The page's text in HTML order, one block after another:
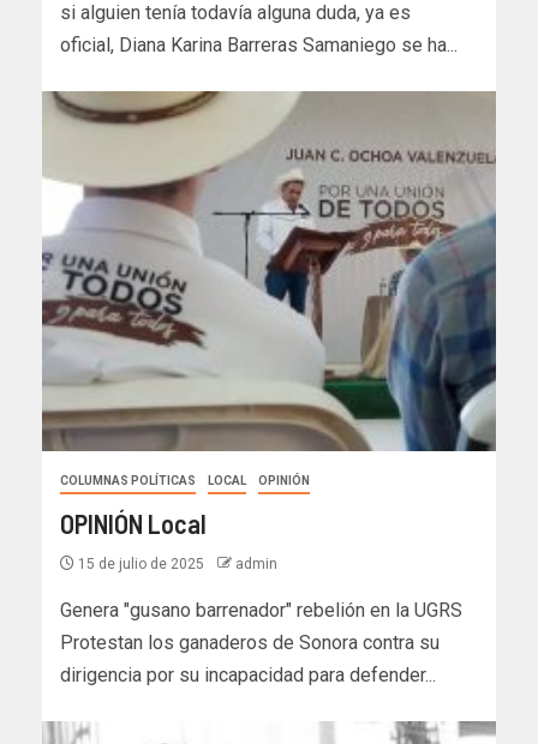
si alguien tenía todavía alguna duda, ya es
oficial, Diana Karina Barreras Samaniego se ha...
COLUMNAS POLÍTICAS LOCAL OPINIÓN
OPINIÓN Local
15 de julio de 2025 admin
Genera "gusano barrenador" rebelión en la UGRS
Protestan los ganaderos de Sonora contra su
dirigencia por su incapacidad para defender...